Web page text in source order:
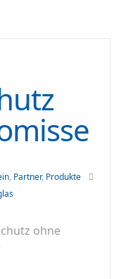
, Partner, Produkte